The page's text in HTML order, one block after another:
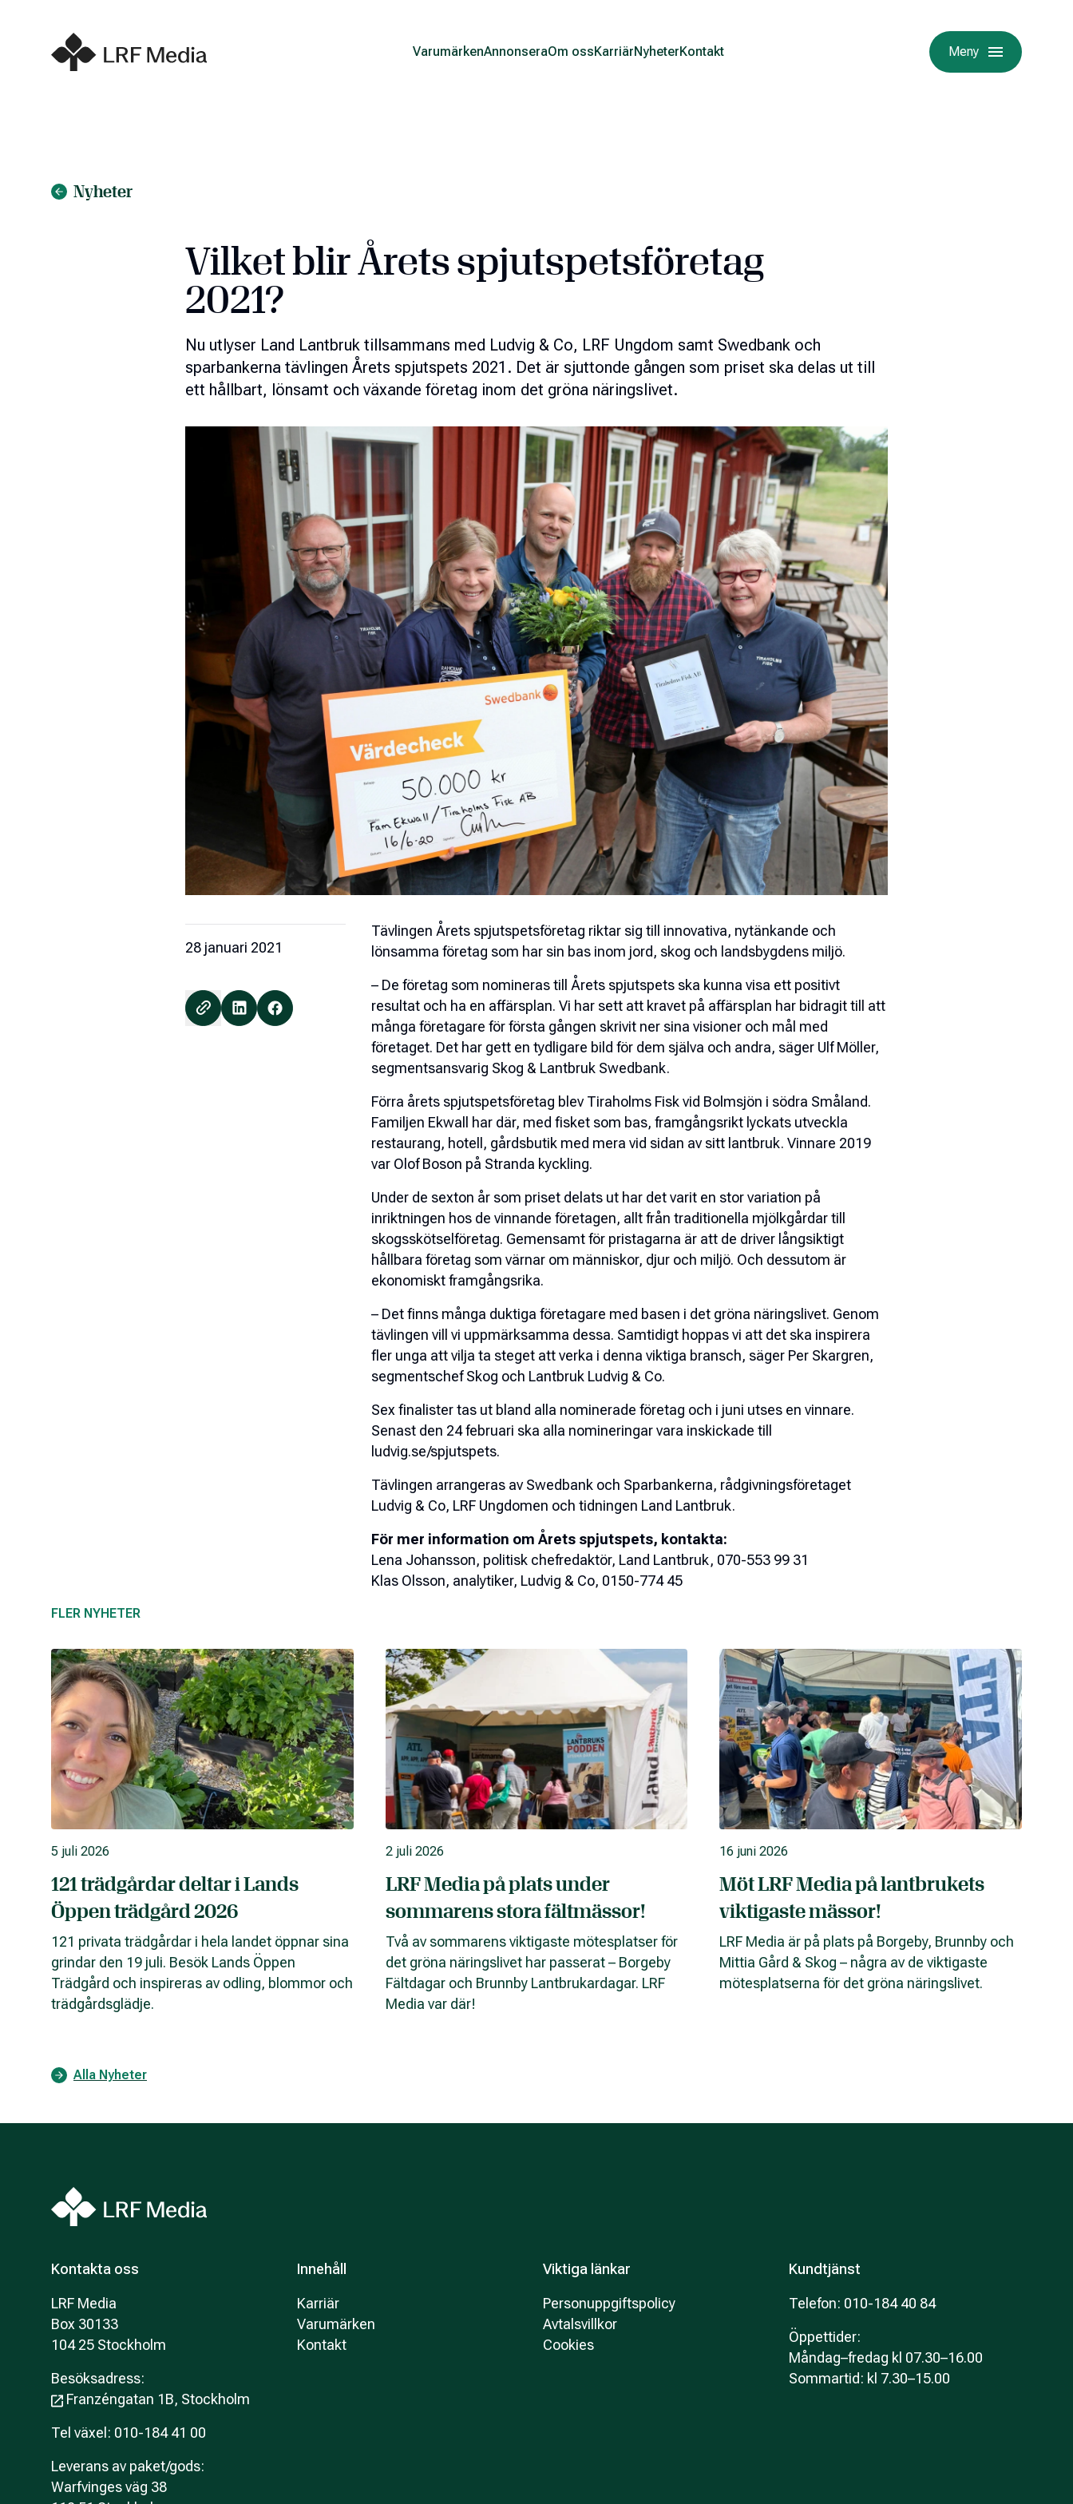
VarumärkenAnnonseraOm ossKarriärNyheterKontakt Meny
Nyheter
Vilket blir Årets spjutspetsföretag
2021?
Nu utlyser Land Lantbruk tillsammans med Ludvig & Co, LRF Ungdom samt Swedbank och
sparbankerna tävlingen Årets spjutspets 2021. Det är sjuttonde gången som priset ska delas ut till
ett hållbart, lönsamt och växande företag inom det gröna näringslivet.
28 januari 2021
Tävlingen Årets spjutspetsföretag riktar sig till innovativa, nytänkande och
lönsamma företag som har sin bas inom jord, skog och landsbygdens miljö.
– De företag som nomineras till Årets spjutspets ska kunna visa ett positivt
resultat och ha en affärsplan. Vi har sett att kravet på affärsplan har bidragit till att
många företagare för första gången skrivit ner sina visioner och mål med
företaget. Det har gett en tydligare bild för dem själva och andra, säger Ulf Möller,
segmentsansvarig Skog & Lantbruk Swedbank.
Förra årets spjutspetsföretag blev Tiraholms Fisk vid Bolmsjön i södra Småland.
Familjen Ekwall har där, med fisket som bas, framgångsrikt lyckats utveckla
restaurang, hotell, gårdsbutik med mera vid sidan av sitt lantbruk. Vinnare 2019
var Olof Boson på Stranda kyckling.
Under de sexton år som priset delats ut har det varit en stor variation på
inriktningen hos de vinnande företagen, allt från traditionella mjölkgårdar till
skogsskötselföretag. Gemensamt för pristagarna är att de driver långsiktigt
hållbara företag som värnar om människor, djur och miljö. Och dessutom är
ekonomiskt framgångsrika.
– Det finns många duktiga företagare med basen i det gröna näringslivet. Genom
tävlingen vill vi uppmärksamma dessa. Samtidigt hoppas vi att det ska inspirera
fler unga att vilja ta steget att verka i denna viktiga bransch, säger Per Skargren,
segmentschef Skog och Lantbruk Ludvig & Co.
Sex finalister tas ut bland alla nominerade företag och i juni utses en vinnare.
Senast den 24 februari ska alla nomineringar vara inskickade till
ludvig.se/spjutspets.
Tävlingen arrangeras av Swedbank och Sparbankerna, rådgivningsföretaget
Ludvig & Co, LRF Ungdomen och tidningen Land Lantbruk.
För mer information om Årets spjutspets, kontakta:
Lena Johansson, politisk chefredaktör, Land Lantbruk, 070-553 99 31
Klas Olsson, analytiker, Ludvig & Co, 0150-774 45
FLER NYHETER
5 juli 2026
121 trädgårdar deltar i Lands
Öppen trädgård 2026
121 privata trädgårdar i hela landet öppnar sina
grindar den 19 juli. Besök Lands Öppen
Trädgård och inspireras av odling, blommor och
trädgårdsglädje.
2 juli 2026
LRF Media på plats under
sommarens stora fältmässor!
Två av sommarens viktigaste mötesplatser för
det gröna näringslivet har passerat – Borgeby
Fältdagar och Brunnby Lantbrukardagar. LRF
Media var där!
16 juni 2026
Möt LRF Media på lantbrukets
viktigaste mässor!
LRF Media är på plats på Borgeby, Brunnby och
Mittia Gård & Skog – några av de viktigaste
mötesplatserna för det gröna näringslivet.
Alla Nyheter
Kontakta oss
LRF Media
Box 30133
104 25 Stockholm
Besöksadress:
Franzéngatan 1B, Stockholm
Tel växel: 010-184 41 00
Leverans av paket/gods:
Warfvinges väg 38
Innehåll
Karriär
Varumärken
Kontakt
Viktiga länkar
Personuppgiftspolicy
Avtalsvillkor
Cookies
Kundtjänst
Telefon: 010-184 40 84
Öppettider:
Måndag–fredag kl 07.30–16.00
Sommartid: kl 7.30–15.00